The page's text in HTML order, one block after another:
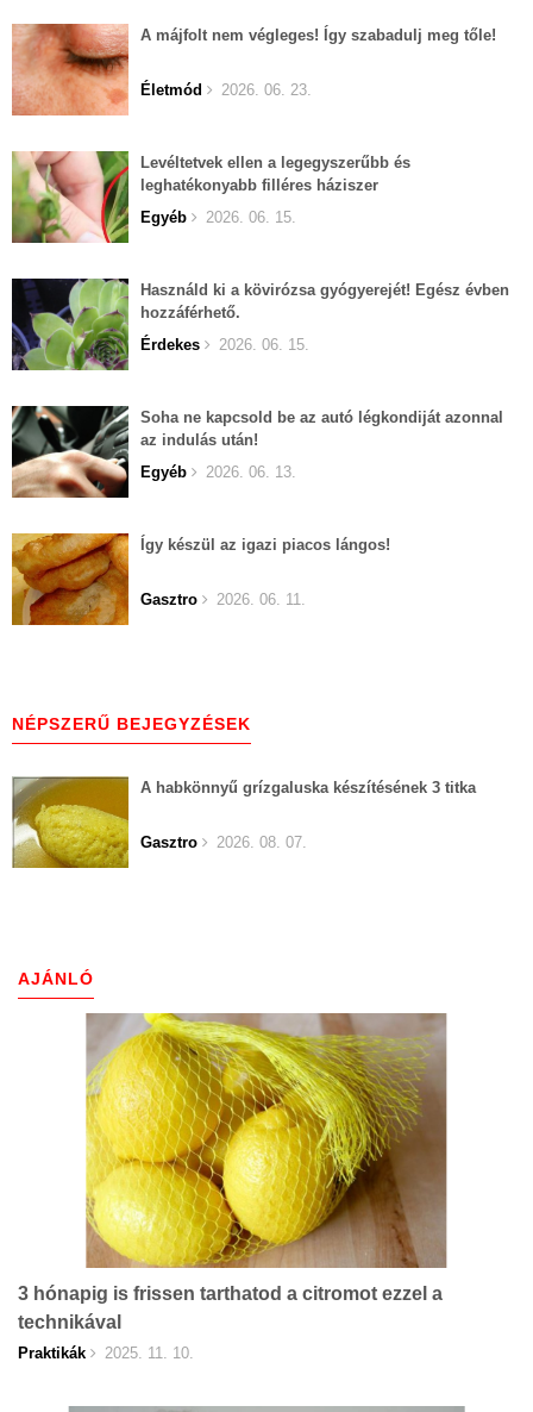
A májfolt nem végleges! Így szabadulj meg tőle!
Életmód 2026. 06. 23.
Levéltetvek ellen a legegyszerűbb és
leghatékonyabb filléres háziszer
Egyéb
2026. 06. 15.
Használd ki a kövirózsa gyógyerejét! Egész évben
hozzáférhető.
Érdekes
2026. 06. 15.
Soha ne kapcsold be az autó légkondiját azonnal
az indulás után!
Egyéb
2026. 06. 13.
Így készül az igazi piacos lángos!
Gasztro 2026. 06. 11.
NÉPSZERŰ BEJEGYZÉSEK
A habkönnyű grízgaluska készítésének 3 titka
Gasztro 2026. 08. 07.
AJÁNLÓ
3 hónapig is frissen tarthatod a citromot ezzel a
technikával
Praktikák 2025. 11. 10.